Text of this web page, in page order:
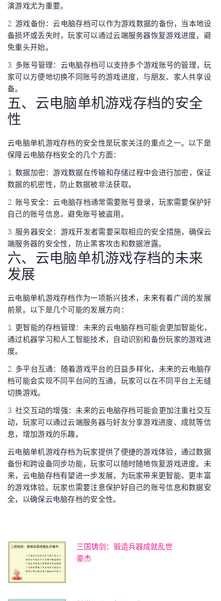
演游戏尤为重要。
2. 游戏备份：云电脑存档可以作为游戏数据的备份，当本地设
备损坏或丢失时，玩家可以通过云端服务器恢复游戏进度，避
免重头开始。
3. 多账号管理：云电脑存档可以支持多个游戏账号的管理，玩
家可以方便地切换不同账号的游戏进度，与朋友、家人共享设
备。
五、云电脑单机游戏存档的安全
性
云电脑单机游戏存档的安全性是玩家关注的重点之一。以下是
保障云电脑存档安全的几个方面：
1. 数据加密：游戏数据在传输和存储过程中会进行加密，保证
数据的机密性，防止数据被非法获取。
2. 账号安全：云电脑存档通常需要账号登录，玩家需要保护好
自己的账号信息，避免账号被盗用。
3. 服务器安全：游戏开发者需要采取相应的安全措施，确保云
端服务器的安全性，防止黑客攻击和数据泄露。
六、云电脑单机游戏存档的未来
发展
云电脑单机游戏存档作为一项新兴技术，未来有着广阔的发展
前景。以下是几个可能的发展方向：
1. 更智能的存档管理：未来的云电脑存档可能会更加智能化，
通过机器学习和人工智能技术，自动识别和备份玩家的游戏进
度。
2. 多平台互通：随着游戏平台的日益多样化，未来的云电脑存
档可能会实现不同平台间的互通，玩家可以在不同平台上无缝
切换游戏。
3. 社交互动的增强：未来的云电脑存档可能会更加注重社交互
动，玩家可以通过云端服务器与好友分享游戏进度、成就等信
息，增加游戏的乐趣。
云电脑单机游戏存档为玩家提供了便捷的游戏体验，通过数据
备份和跨设备同步功能，玩家可以随时随地恢复游戏进度。未
来，云电脑存档有望进一步发展，为玩家带来更智能、更丰富
的游戏体验。玩家也需要注意保护好自己的账号信息和数据安
全，以确保云电脑存档的安全性。
三国铸剑：锻造兵器成就乱世
豪杰